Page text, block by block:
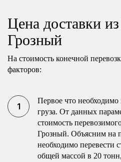
Цена доставки
Грозный
На стоимость конечной
факторов:
Первое что необходимо
груза. От данных
стоимость
Грозный. Объясним на
необходимо перевести
общей массой в 20